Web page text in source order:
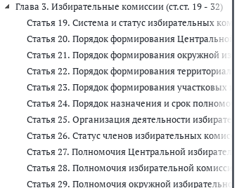
Глава 3. Избирательные комиссии (ст.ст. 19 - 32)
Статья 19. Система и статус избирательных
Статья 20. Порядок формирования Центральной
Статья 21. Порядок формирования окружной
Статья 22. Порядок формирования
Статья 23. Порядок формирования участковых
Статья 24. Порядок назначения и срок
Статья 25. Организация деятельности
Статья 26. Статус членов избирательных комиссий
Статья 27. Полномочия Центральной
Статья 28. Полномочия избирательной комиссии
Статья 29. Полномочия окружной избирательной